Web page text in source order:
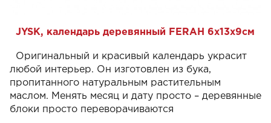
JYSK, календарь деревянный FERAH 6х13х9см
Оригинальный и красивый календарь украсит
любой интерьер. Он изготовлен из бука,
пропитанного натуральным растительным
маслом. Менять месяц и дату просто – деревянные
блоки просто переворачиваются